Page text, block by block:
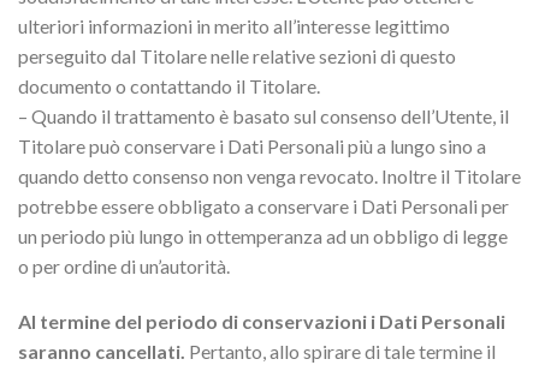
ulteriori informazioni in merito all’interesse legittimo
perseguito dal Titolare nelle relative sezioni di questo
documento o contattando il Titolare.
– Quando il trattamento è basato sul consenso dell’Utente, il
Titolare può conservare i Dati Personali più a lungo sino a
quando detto consenso non venga revocato. Inoltre il Titolare
potrebbe essere obbligato a conservare i Dati Personali per
un periodo più lungo in ottemperanza ad un obbligo di legge
o per ordine di un’autorità.
Al termine del periodo di conservazioni i Dati Personali
saranno cancellati. Pertanto, allo spirare di tale termine il